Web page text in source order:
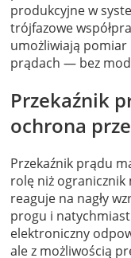
produkcyjne w
trójfazowe
umożliwiają pomiar
prądach — bez
Przekaźnik
ochrona
Przekaźnik prądu
rolę niż
reaguje na nagły
progu i natychmiast
elektroniczny
ale z możliwością